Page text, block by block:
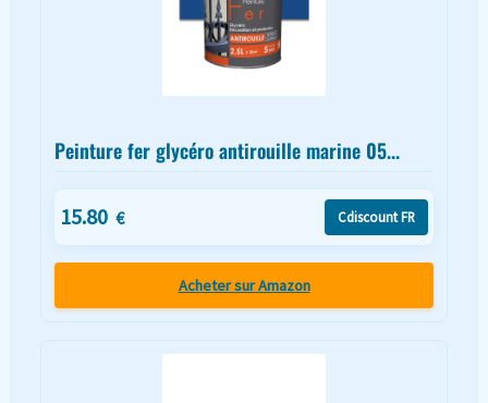
Peinture fer glycéro antirouille marine 05...
15.80 € Cdiscount FR
Acheter sur Amazon